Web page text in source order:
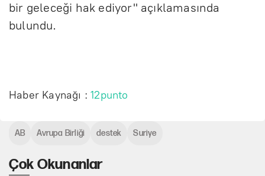
bir geleceği hak ediyor" açıklamasında
bulundu.
Haber Kaynağı :12punto
Çok Okunanlar
AB Avrupa Birliği destek Suriye